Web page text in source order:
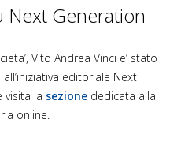
Next Generation
Vito Andrea Vinci e’ stato
editoriale Next
visita la sezione dedicata alla
online.